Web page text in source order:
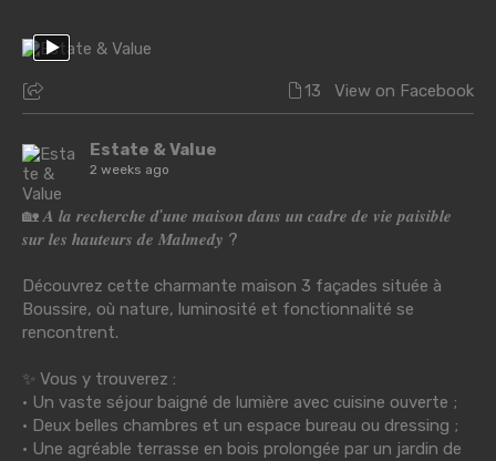
13 View on Facebook
Estate & Value
2 weeks ago
🏡 𝑨 𝒍𝒂 𝒓𝒆𝒄𝒉𝒆𝒓𝒄𝒉𝒆 𝒅'𝒖𝒏𝒆 𝒎𝒂𝒊𝒔𝒐𝒏 𝒅𝒂𝒏𝒔 𝒖𝒏 𝒄𝒂𝒅𝒓𝒆 𝒅𝒆 𝒗𝒊𝒆 𝒑𝒂𝒊𝒔𝒊𝒃𝒍𝒆
𝒔𝒖𝒓 𝒍𝒆𝒔 𝒉𝒂𝒖𝒕𝒆𝒖𝒓𝒔 𝒅𝒆 𝑴𝒂𝒍𝒎𝒆𝒅𝒚 ?
Découvrez cette charmante maison 3 façades située à
Boussire, où nature, luminosité et fonctionnalité se
rencontrent.
✨ Vous y trouverez :
• Un vaste séjour baigné de lumière avec cuisine ouverte ;
• Deux belles chambres et un espace bureau ou dressing ;
• Une agréable terrasse en bois prolongée par un jardin de